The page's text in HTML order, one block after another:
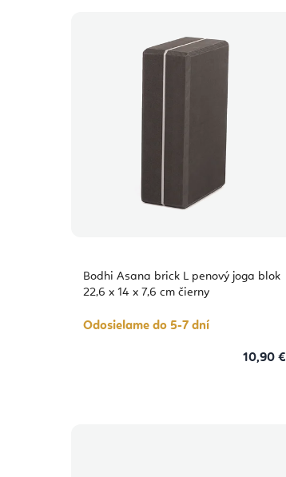
Bodhi Asana brick L penový joga blok
22,6 x 14 x 7,6 cm čierny
Odosielame do 5-7 dní
10,90 €